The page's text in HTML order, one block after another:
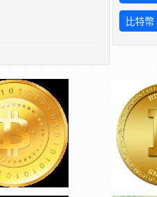
比特幣